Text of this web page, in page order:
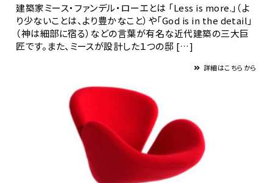
建築家ミース・ファンデル・ローエとは 「Less is more.」（よ
り少ないことは、より豊かなこと）や「God is in the detail」
（神は細部に宿る）などの言葉が有名な近代建築の三大巨
匠です。また、ミースが設計した１つの邸 […]
詳細はこちらから